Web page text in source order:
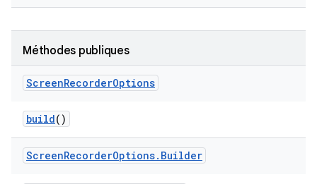
Méthodes publiques
ScreenRecorderOptions
build()
ScreenRecorderOptions. Builder